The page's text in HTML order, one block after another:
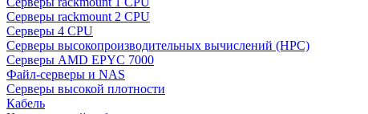
Серверы rackmount 2 CPU
Серверы 4 CPU
Серверы высокопроизводительных вычислений (HPC)
Серверы AMD EPYC 7000
Файл-серверы и NAS
Серверы высокой плотности
Кабель